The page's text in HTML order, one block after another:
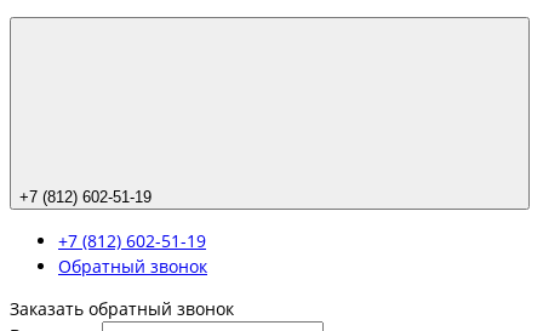
+7 (812) 602-51-19
+7 (812) 602-51-19
Обратный звонок
Заказать обратный звонок